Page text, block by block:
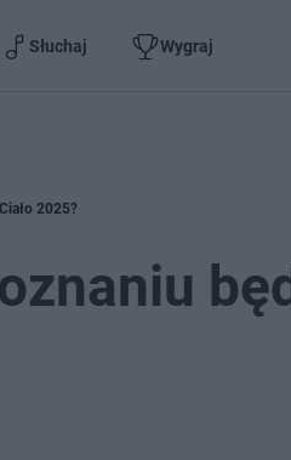
Słuchaj Wygraj
2025?